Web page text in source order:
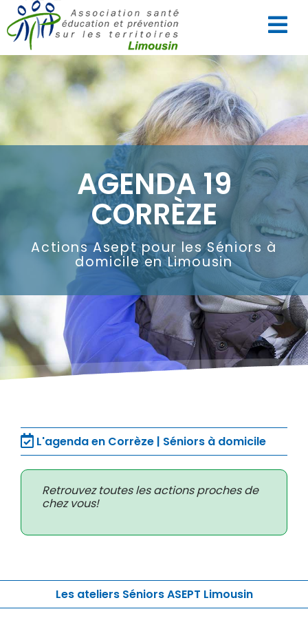
AGENDA 19
CORRÈZE
Actions Asept pour les Séniors à
domicile en Limousin
L'agenda en Corrèze | Séniors à domicile
Retrouvez toutes les actions proches de
chez vous!
Les ateliers Séniors ASEPT Limousin